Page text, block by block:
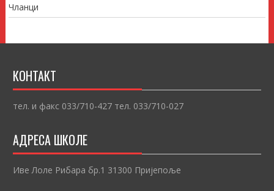
Чланци
КОНТАКТ
тел. и факс 033/710-427 тел. 033/710-027
АДРЕСА ШКОЛЕ
Иве Лоле Рибара бр.1 31300 Пријепоље